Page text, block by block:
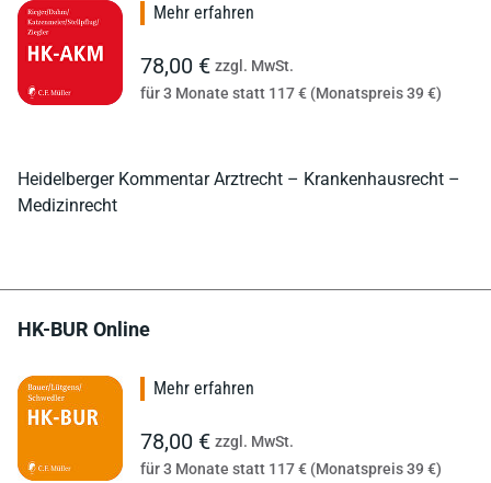
Heidelberger Kommentar Arztrecht – Krankenhausrecht –
Medizinrecht
Mehr erfahren
78,00 € zzgl. MwSt.
für 3 Monate statt 117 € (Monatspreis 39 €)
HK-BUR Online
Mehr erfahren
78,00 € zzgl. MwSt.
für 3 Monate statt 117 € (Monatspreis 39 €)